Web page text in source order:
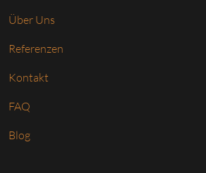
Über Uns
Referenzen
Kontakt
FAQ
Blog